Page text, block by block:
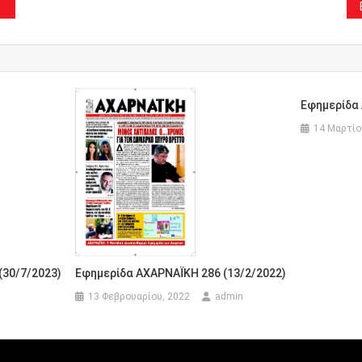
7/2023) Εφημερίδα ΑΧΑΡΝΑΪΚΗ 286 (13/2/2022)
13 Φεβρουαρίου, 2022 admin
14